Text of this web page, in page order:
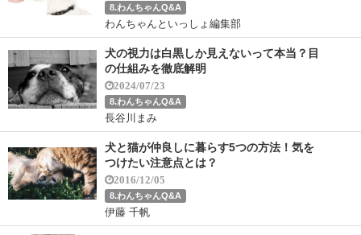
8.わんちゃんQ&A
わんちゃんといっしょ編集部
犬の視力は白黒しか見えないって本当？目
の仕組みを徹底解明
2024/07/23
8.わんちゃんQ&A
長谷川まみ
犬と猫が仲良しに暮らす5つの方法！気を
つけたい注意点とは？
2016/12/05
8.わんちゃんQ&A
伊藤 千帆